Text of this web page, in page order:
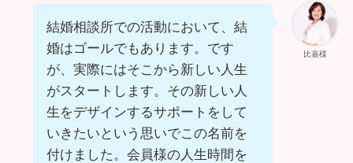
比嘉様
結婚相談所での活動において、結
婚はゴールでもあります。です
が、実際にはそこから新しい人生
がスタートします。その新しい人
生をデザインするサポートをして
いきたいという思いでこの名前を
付けました。会員様の人生時間を